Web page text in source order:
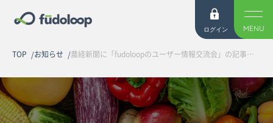
ログイン MENU
TOP お知らせ 農経新聞に「fudoloopのユーザー情報交流会」の記事が掲載されました